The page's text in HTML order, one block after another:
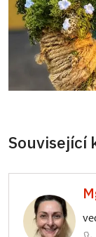
Související